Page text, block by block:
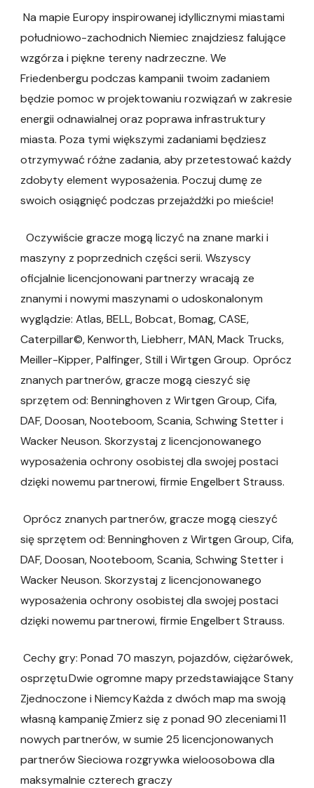
Na mapie Europy inspirowanej idyllicznymi miastami
południowo-zachodnich Niemiec znajdziesz falujące
wzgórza i piękne tereny nadrzeczne. We
Friedenbergu podczas kampanii twoim zadaniem
będzie pomoc w projektowaniu rozwiązań w zakresie
energii odnawialnej oraz poprawa infrastruktury
miasta. Poza tymi większymi zadaniami będziesz
otrzymywać różne zadania, aby przetestować każdy
zdobyty element wyposażenia. Poczuj dumę ze
swoich osiągnięć podczas przejażdżki po mieście!
Oczywiście gracze mogą liczyć na znane marki i
maszyny z poprzednich części serii. Wszyscy
oficjalnie licencjonowani partnerzy wracają ze
znanymi i nowymi maszynami o udoskonalonym
wyglądzie: Atlas, BELL, Bobcat, Bomag, CASE,
Caterpillar©, Kenworth, Liebherr, MAN, Mack Trucks,
Meiller-Kipper, Palfinger, Still i Wirtgen Group. Oprócz
znanych partnerów, gracze mogą cieszyć się
sprzętem od: Benninghoven z Wirtgen Group, Cifa,
DAF, Doosan, Nooteboom, Scania, Schwing Stetter i
Wacker Neuson. Skorzystaj z licencjonowanego
wyposażenia ochrony osobistej dla swojej postaci
dzięki nowemu partnerowi, firmie Engelbert Strauss.
Oprócz znanych partnerów, gracze mogą cieszyć
się sprzętem od: Benninghoven z Wirtgen Group, Cifa,
DAF, Doosan, Nooteboom, Scania, Schwing Stetter i
Wacker Neuson. Skorzystaj z licencjonowanego
wyposażenia ochrony osobistej dla swojej postaci
dzięki nowemu partnerowi, firmie Engelbert Strauss.
Cechy gry: Ponad 70 maszyn, pojazdów, ciężarówek,
osprzętu Dwie ogromne mapy przedstawiające Stany
Zjednoczone i Niemcy Każda z dwóch map ma swoją
własną kampanię Zmierz się z ponad 90 zleceniami 11
nowych partnerów, w sumie 25 licencjonowanych
partnerów Sieciowa rozgrywka wieloosobowa dla
maksymalnie czterech graczy